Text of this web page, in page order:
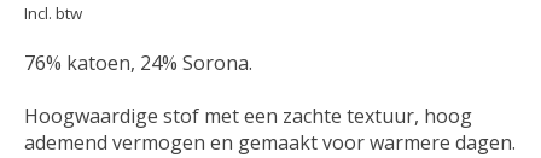
Incl. btw
76% katoen, 24% Sorona.
Hoogwaardige stof met een zachte textuur, hoog
ademend vermogen en gemaakt voor warmere dagen.